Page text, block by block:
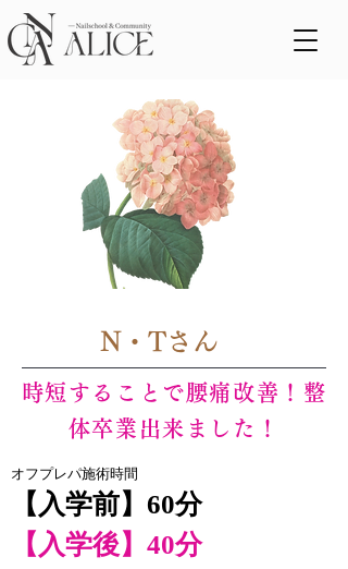
N・Tさん
時短することで腰痛改善！整
体卒業出来ました！
オフプレパ施術時間
【入学前】60分
【入学後】 40分